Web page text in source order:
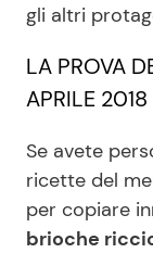
Contattaci
Pubblicità
Privacy Policy
gli altri
LA PROVA
APRILE 2018
Se avete
ricette del
per copiare
brioche